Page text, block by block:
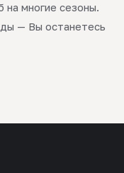
многие сезоны.
— Вы останетесь